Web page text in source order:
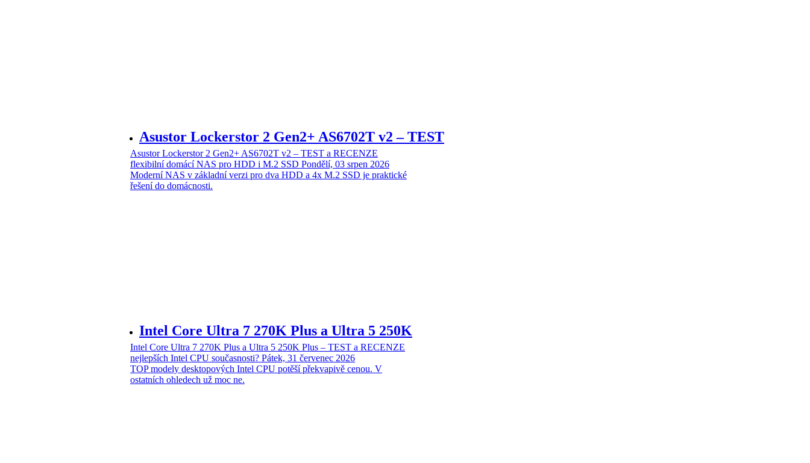
Asustor Lockerstor 2 Gen2+ AS6702T v2 – TEST
Asustor Lockerstor 2 Gen2+ AS6702T v2 – TEST a RECENZE
flexibilní domácí NAS pro HDD i M.2 SSD Pondělí, 03 srpen 2026
Moderní NAS v základní verzi pro dva HDD a 4x M.2 SSD je praktické
řešení do domácnosti.
Intel Core Ultra 7 270K Plus a Ultra 5 250K
Intel Core Ultra 7 270K Plus a Ultra 5 250K Plus – TEST a RECENZE
nejlepších Intel CPU současnosti? Pátek, 31 červenec 2026
TOP modely desktopových Intel CPU potěší překvapivě cenou. V
ostatních ohledech už moc ne.